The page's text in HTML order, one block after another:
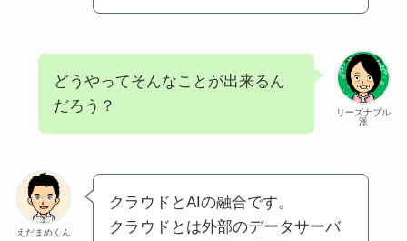
リーズナブル
派
どうやってそんなことが出来るん
だろう？
えだまめくん
クラウドとAIの融合です。
クラウドとは外部のデータサーバ